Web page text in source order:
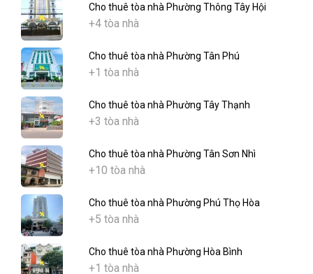
Cho thuê tòa nhà Phường Thông Tây Hội
+4 tòa nhà
Cho thuê tòa nhà Phường Tân Phú
+1 tòa nhà
Cho thuê tòa nhà Phường Tây Thạnh
+3 tòa nhà
Cho thuê tòa nhà Phường Tân Sơn Nhì
+10 tòa nhà
Cho thuê tòa nhà Phường Phú Thọ Hòa
+5 tòa nhà
Cho thuê tòa nhà Phường Hòa Bình
+1 tòa nhà